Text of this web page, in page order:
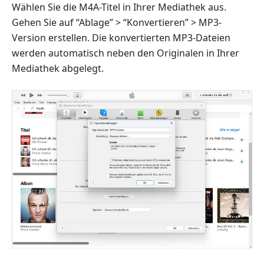
Wählen Sie die M4A-Titel in Ihrer Mediathek aus.
Gehen Sie auf “Ablage” > “Konvertieren” > MP3-
Version erstellen. Die konvertierten MP3-Dateien
werden automatisch neben den Originalen in Ihrer
Mediathek abgelegt.